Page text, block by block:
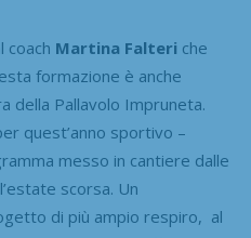
coach Martina Falteri che
formazione è anche
della Pallavolo Impruneta.
quest’anno sportivo –
messo in cantiere dalle
scorsa. Un
di più ampio respiro, al